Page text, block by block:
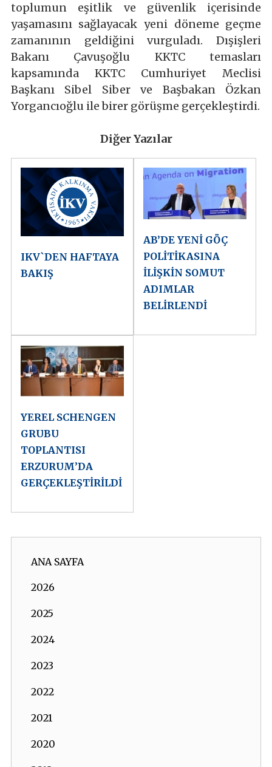
toplumun eşitlik ve güvenlik içerisinde
yaşamasını sağlayacak yeni döneme geçme
zamanının geldiğini vurguladı. Dışişleri
Bakanı Çavuşoğlu KKTC temasları
kapsamında KKTC Cumhuriyet Meclisi
Başkanı Sibel Siber ve Başbakan Özkan
Yorgancıoğlu ile birer görüşme gerçekleştirdi.
Diğer Yazılar
IKV`DEN HAFTAYA
BAKIŞ
AB’DE YENİ GÖÇ
POLİTİKASINA
İLİŞKİN SOMUT
ADIMLAR
BELİRLENDİ
YEREL SCHENGEN
GRUBU
TOPLANTISI
ERZURUM’DA
GERÇEKLEŞTİRİLDİ
ANA SAYFA
2026
2025
2024
2023
2022
2021
2020